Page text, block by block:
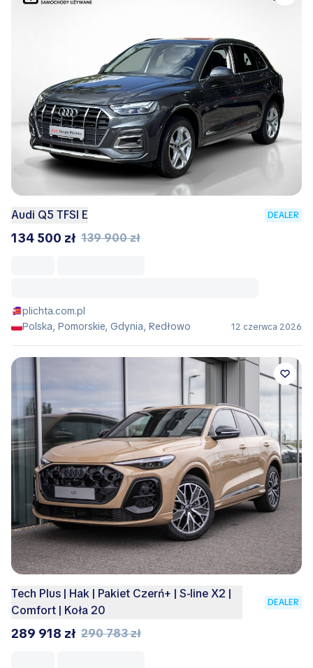
Audi Q5 TFSI E DEALER
134 500 zł 139 900 zł
plichta.com.pl
Polska, Pomorskie, Gdynia, Redłowo
12 czerwca 2026
Tech Plus | Hak | Pakiet Czerń+ | S-line X2 |
Comfort | Koła 20
DEALER
289 918 zł 290 783 zł